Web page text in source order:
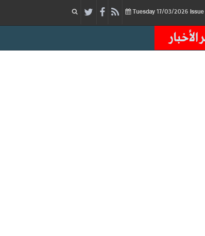
17/03/2026 Issue
الأخبار